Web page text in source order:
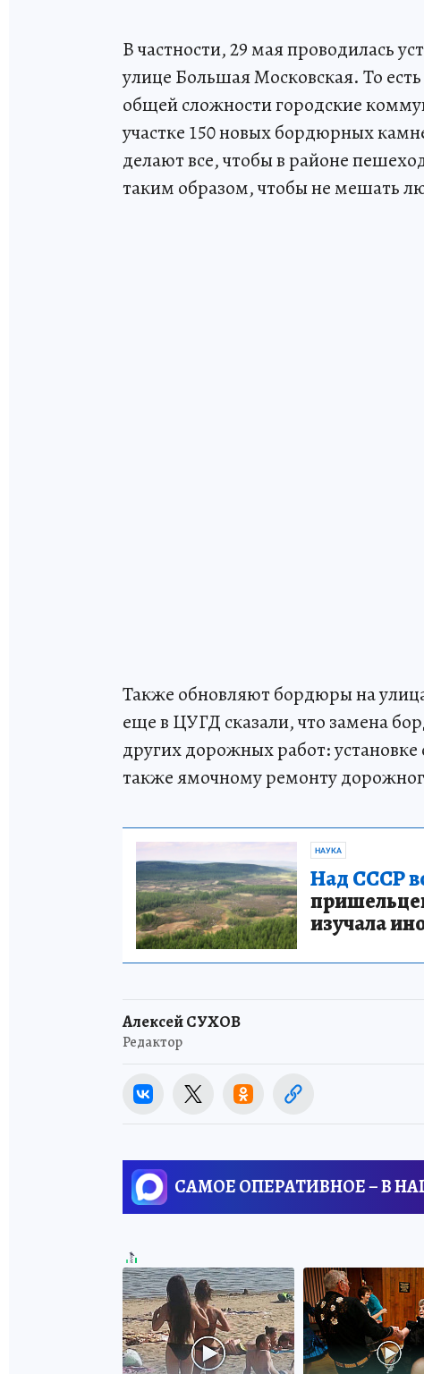
В частности, 29 мая проводилась
улице Большая Московская. То
общей сложности городские
участке 150 новых бордюрных
делают все, чтобы в районе
таким образом, чтобы не мешать
Также обновляют бордюры на
еще в ЦУГД сказали, что замена
других дорожных работ:
также ямочному ремонту
НАУКА
Над СССР
изучала
Алексей СУХОВ
Редактор
САМОЕ ОПЕРАТИВНОЕ – В